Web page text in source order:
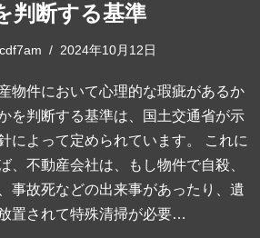
判断する基準
2024年10月12日
物件において心理的な瑕疵があるか
を判断する基準は、国土交通省が示
によって定められています。 これに
、不動産会社は、もし物件で自殺、
事故死などの出来事があったり、遺
置されて特殊清掃が必要…